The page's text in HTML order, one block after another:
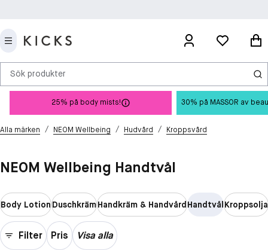
Sök produkter
25% på body mists! 30% på MASSOR av
Alla märken / NEOM Wellbeing / Hudvård / Kroppsvård
NEOM Wellbeing Handtvål
Body LotionDuschkrämHandkräm & HandvårdHandtvålKroppsolja
Filter Pris Visa alla